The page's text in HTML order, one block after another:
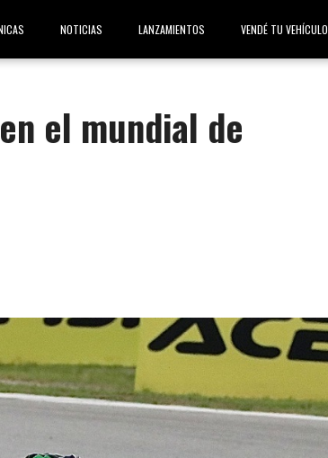
NOTICIAS LANZAMIENTOS VENDÉ TU VEHÍCULO
el mundial de